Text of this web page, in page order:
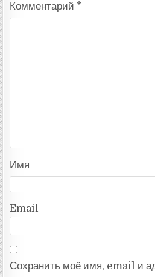
Комментарий *
Имя
Email
Сохранить моё имя, email и